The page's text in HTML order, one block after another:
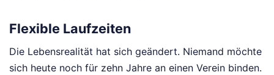
Flexible Laufzeiten
Die Lebensrealität hat sich geändert. Niemand möchte
sich heute noch für zehn Jahre an einen Verein binden.